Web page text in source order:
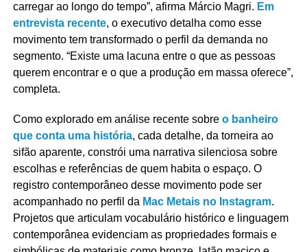
carregar ao longo do tempo”, afirma Márcio Magri. Em
entrevista recente, o executivo detalha como esse
movimento tem transformado o perfil da demanda no
segmento. “Existe uma lacuna entre o que as pessoas
querem encontrar e o que a produção em massa oferece”,
completa.
Como explorado em análise recente sobre o banheiro
que conta uma história, cada detalhe, da torneira ao
sifão aparente, constrói uma narrativa silenciosa sobre
escolhas e referências de quem habita o espaço. O
registro contemporâneo desse movimento pode ser
acompanhado no perfil da Mac Metais no Instagram.
Projetos que articulam vocabulário histórico e linguagem
contemporânea evidenciam as propriedades formais e